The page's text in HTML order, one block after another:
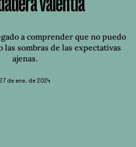
valentía
a comprender que no puedo
las sombras de las expectativas
ajenas.
27 de ene. de 2024